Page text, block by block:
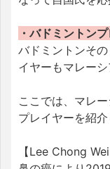
・バドミントン
バドミントンそ
イヤーもマレー
ここでは、マレ
プレイヤーを紹介
【Lee Chong